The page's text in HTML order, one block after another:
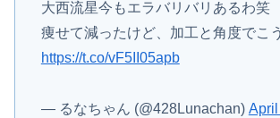
大西流星今もエラバリバリあるわ笑
痩せて減ったけど、加工と角度でこ
https://t.co/vF5II05apb
— るなちゃん (@428Lunachan)